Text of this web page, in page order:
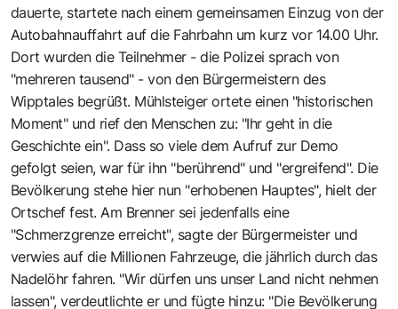
dauerte, startete nach einem gemeinsamen Einzug von der
Autobahnauffahrt auf die Fahrbahn um kurz vor 14.00 Uhr.
Dort wurden die Teilnehmer - die Polizei sprach von
"mehreren tausend" - von den Bürgermeistern des
Wipptales begrüßt. Mühlsteiger ortete einen "historischen
Moment" und rief den Menschen zu: "Ihr geht in die
Geschichte ein". Dass so viele dem Aufruf zur Demo
gefolgt seien, war für ihn "berührend" und "ergreifend". Die
Bevölkerung stehe hier nun "erhobenen Hauptes", hielt der
Ortschef fest. Am Brenner sei jedenfalls eine
"Schmerzgrenze erreicht", sagte der Bürgermeister und
verwies auf die Millionen Fahrzeuge, die jährlich durch das
Nadelöhr fahren. "Wir dürfen uns unser Land nicht nehmen
lassen", verdeutlichte er und fügte hinzu: "Die Bevölkerung